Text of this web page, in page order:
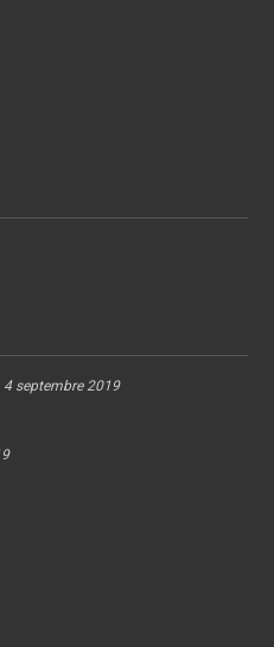
4 septembre 2019